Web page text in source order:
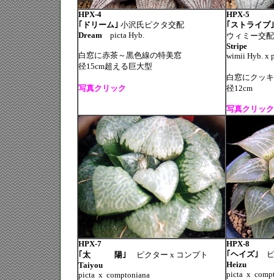
HPX-4
｢ドリーム｣ 小沢氏ピクタ交配
Dream
picta Hyb.
白窓に赤茶～黒色線の特美窓
径15cm超える巨大型
写真クリック
HPX-5
｢ストライプ｣
ウィミー交
Stripe
wimii Hyb. x
白窓にクッ
径12cm
写真クリック
HPX-7
｢太 陽｣
ピクター x コンプト
Taiyou
picta x comptoniana
HPX-8
｢ヘイズ｣
Heizu
picta x